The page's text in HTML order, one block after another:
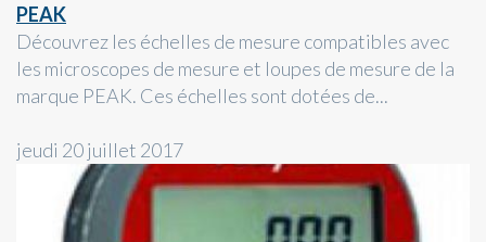
PEAK
Découvrez les échelles de mesure compatibles avec
les microscopes de mesure et loupes de mesure de la
marque PEAK. Ces échelles sont dotées de...
jeudi 20 juillet 2017